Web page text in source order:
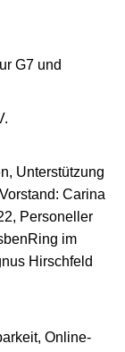
G7 und
Unterstützung
Carina
Personeller
im
Hirschfeld
Online-